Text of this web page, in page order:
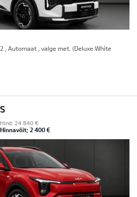
, Automaat , valge met. (Deluxe White
Hind: 24 840 €
Hinnavõit: 2 400 €